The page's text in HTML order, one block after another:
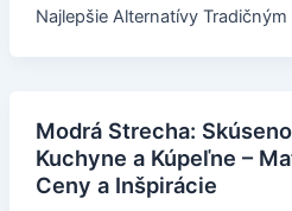
Najlepšie Alternatívy
Modrá Strecha:
Kuchyne a Kúpeľne –
Ceny a Inšpirácie